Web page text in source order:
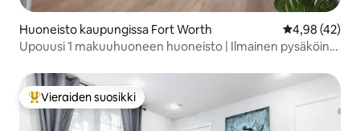
Huoneisto kaupungissa Fort Worth
4,98 (42)
Upouusi 1 makuuhuoneen huoneisto | Ilmainen pysäköinti
Vieraiden suosikkien parhaimmistoa
Vieraiden suosikki